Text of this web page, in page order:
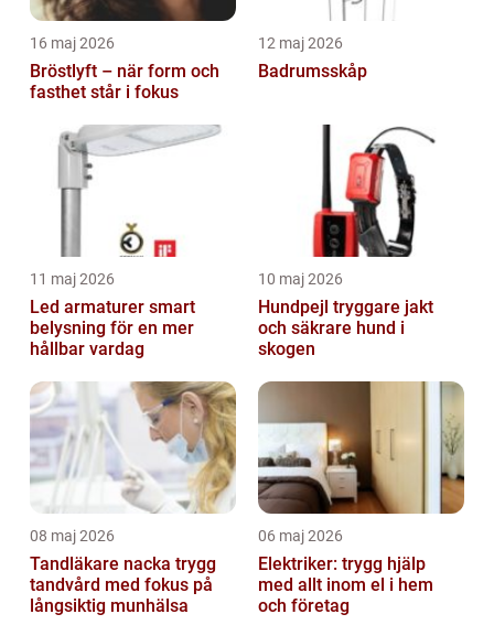
16 maj 2026
Bröstlyft – när form och
fasthet står i fokus
12 maj 2026
Badrumsskåp
11 maj 2026
Led armaturer smart
belysning för en mer
hållbar vardag
10 maj 2026
Hundpejl tryggare jakt
och säkrare hund i
skogen
08 maj 2026
Tandläkare nacka trygg
tandvård med fokus på
långsiktig munhälsa
06 maj 2026
Elektriker: trygg hjälp
med allt inom el i hem
och företag